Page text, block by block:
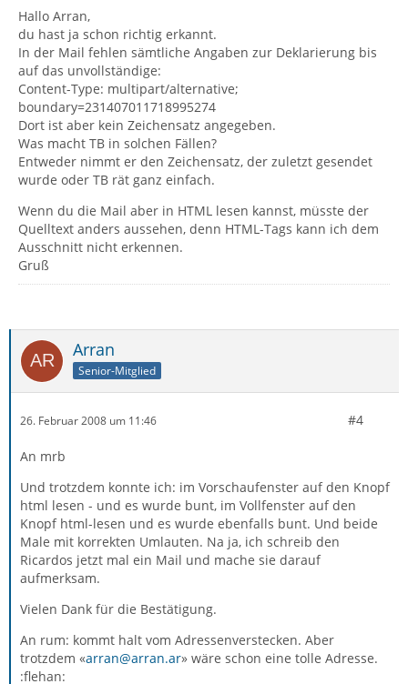
Hallo Arran,
du hast ja schon richtig erkannt.
In der Mail fehlen sämtliche Angaben zur Deklarierung bis
auf das unvollständige:
Content-Type: multipart/alternative;
boundary=231407011718995274
Dort ist aber kein Zeichensatz angegeben.
Was macht TB in solchen Fällen?
Entweder nimmt er den Zeichensatz, der zuletzt gesendet
wurde oder TB rät ganz einfach.
Wenn du die Mail aber in HTML lesen kannst, müsste der
Quelltext anders aussehen, denn HTML-Tags kann ich dem
Ausschnitt nicht erkennen.
Gruß
Arran
Senior-Mitglied
26. Februar 2008 um 11:46 #4
An mrb
Und trotzdem konnte ich: im Vorschaufenster auf den Knopf
html lesen - und es wurde bunt, im Vollfenster auf den
Knopf html-lesen und es wurde ebenfalls bunt. Und beide
Male mit korrekten Umlauten. Na ja, ich schreib den
Ricardos jetzt mal ein Mail und mache sie darauf
aufmerksam.
Vielen Dank für die Bestätigung.
An rum: kommt halt vom Adressenverstecken. Aber
trotzdem «arran@arran.ar» wäre schon eine tolle Adresse.
:flehan: